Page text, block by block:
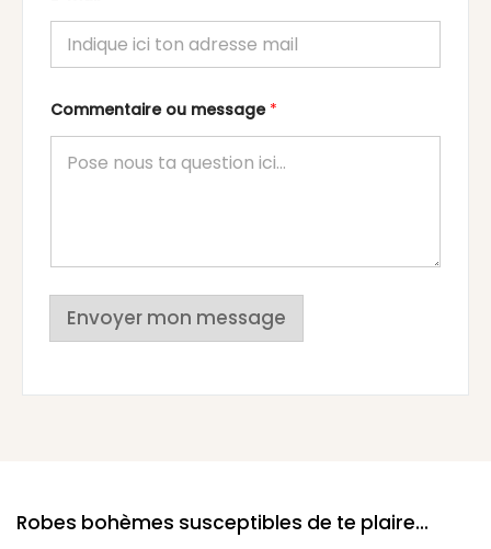
Commentaire ou message *
Envoyer mon message
Robes bohèmes susceptibles de te plaire...